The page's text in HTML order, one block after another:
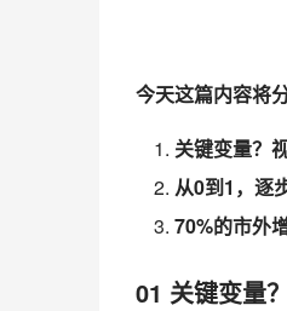
今天这篇内容将
关键变量？
从0到1，逐
70%的市外
01 关键变量